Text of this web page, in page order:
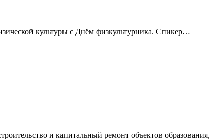
культуры с Днём физкультурника. Спикер…
и капитальный ремонт объектов образования,